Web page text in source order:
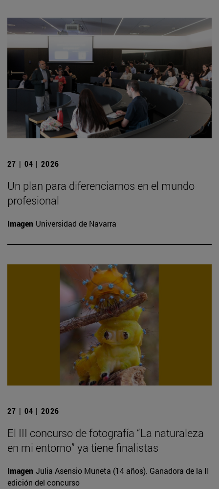
27 | 04 | 2026
Un plan para diferenciarnos en el mundo
profesional
Imagen Universidad de Navarra
27 | 04 | 2026
El III concurso de fotografía “La naturaleza
en mi entorno” ya tiene finalistas
Imagen Julia Asensio Muneta (14 años). Ganadora de la II
edición del concurso